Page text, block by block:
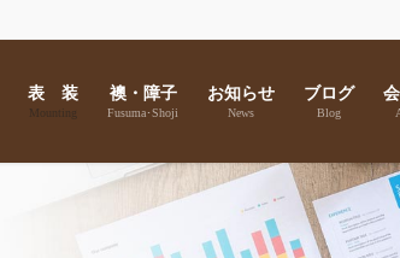
表 装
Mounting
襖・障子
Fusuma･Shoji
お知らせ
News
ブログ
Blog